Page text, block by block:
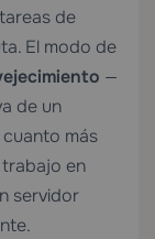
de
El modo de
—
de un
más
trabajo en
servidor